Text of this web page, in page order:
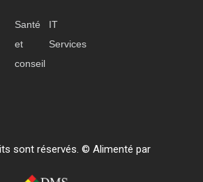
Santé
et
conseil
IT
Services
sont réservés. © Alimenté par